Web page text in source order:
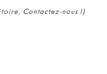
Contactez-nous !)